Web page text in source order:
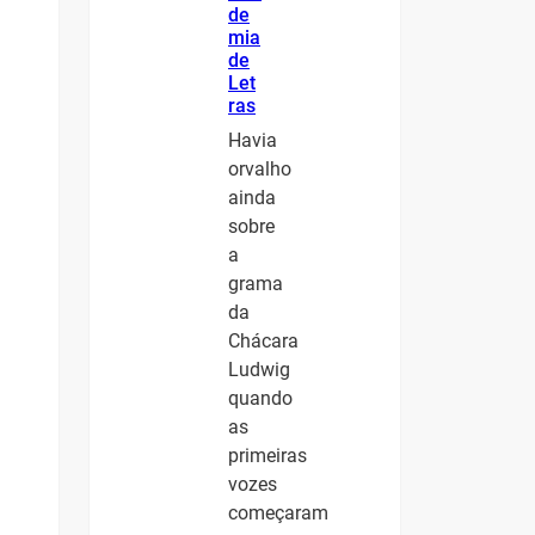
de
mia
de
Let
ras
Havia
orvalho
ainda
sobre
a
grama
da
Chácara
Ludwig
quando
as
primeiras
vozes
começaram